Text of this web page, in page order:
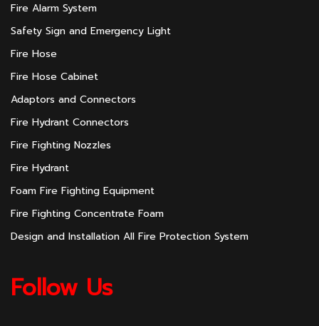
Fire Alarm System
Safety Sign and Emergency Light
Fire Hose
Fire Hose Cabinet
Adaptors and Connectors
Fire Hydrant Connectors
Fire Fighting Nozzles
Fire Hydrant
Foam Fire Fighting Equipment
Fire Fighting Concentrate Foam
Design and Installation All Fire Protection System
Follow Us